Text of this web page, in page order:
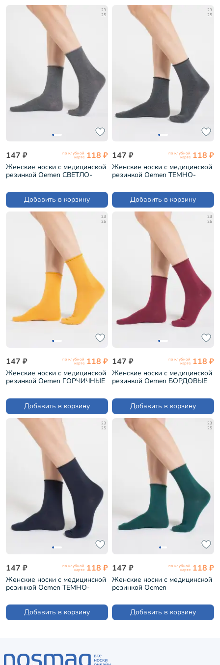
23
25
147 ₽ по клубной
карте 118 ₽
Женские носки с медицинской
резинкой Oemen СВЕТЛО-
Добавить в корзину
23
25
147 ₽ по клубной
карте 118 ₽
Женские носки с медицинской
резинкой Oemen ТЕМНО-
Добавить в корзину
23
25
147 ₽ по клубной
карте 118 ₽
Женские носки с медицинской
резинкой Oemen ГОРЧИЧНЫЕ
Добавить в корзину
23
25
147 ₽ по клубной
карте 118 ₽
Женские носки с медицинской
резинкой Oemen БОРДОВЫЕ
Добавить в корзину
23
25
147 ₽ по клубной
карте 118 ₽
Женские носки с медицинской
резинкой Oemen ТЕМНО-
Добавить в корзину
23
25
147 ₽ по клубной
карте 118 ₽
Женские носки с медицинской
резинкой Oemen
Добавить в корзину